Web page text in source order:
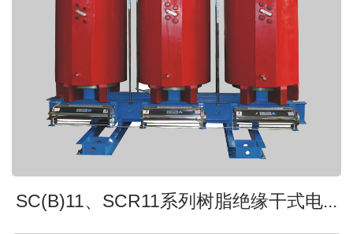
SC(B)11、SCR11系列树脂绝缘干式电...